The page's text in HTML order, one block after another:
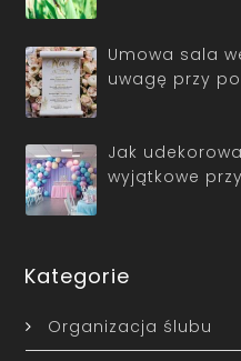
Umowa sala
uwagę przy
Jak
wyjątkowe
Kategorie
Organizacja ślubu